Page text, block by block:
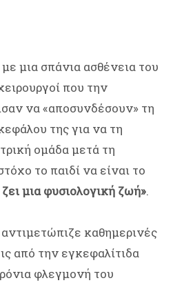
μια σπάνια ασθένεια του
που την
να «αποσυνδέσουν» τη
της για να τη
ομάδα μετά τη
το παιδί να είναι το
μια φυσιολογική ζωή».
καθημερινές
από την εγκεφαλίτιδα
φλεγμονή του